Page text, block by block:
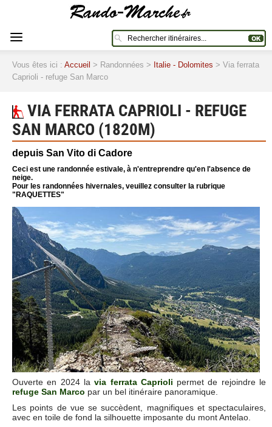
Vous êtes ici : Accueil > Randonnées > Italie - Dolomites > Via ferrata
Caprioli - refuge San Marco
VIA FERRATA CAPRIOLI - REFUGE
SAN MARCO (1820M)
depuis San Vito di Cadore
Ceci est une randonnée estivale, à n'entreprendre qu'en l'absence de
neige.
Pour les randonnées hivernales, veuillez consulter la rubrique
"RAQUETTES"
Ouverte en 2024 lavia ferrata Caprioli permet de rejoindre le
refuge San Marco par un bel itinéraire panoramique.
Les points de vue se succèdent, magnifiques et spectaculaires,
avec en toile de fond la silhouette imposante du mont Antelao.